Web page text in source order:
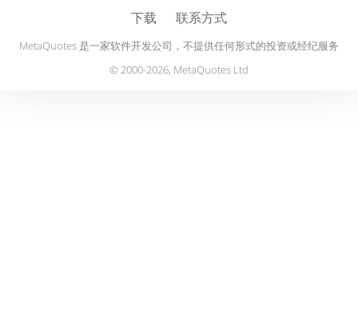
下载 联系方式
MetaQuotes 是一家软件开发公司，不提供任何形式的投资或经纪服务
© 2000-2026, MetaQuotes Ltd